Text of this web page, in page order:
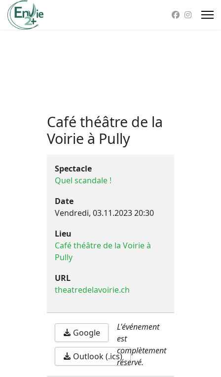
Café théâtre de la
Voirie à Pully
Spectacle
Quel scandale !
Date
Vendredi, 03.11.202320:30
Lieu
Café théâtre de la Voirie à
Pully
URL
theatredelavoirie.ch
Google
Outlook (.ics)
L'événement
est
complètement
réservé.